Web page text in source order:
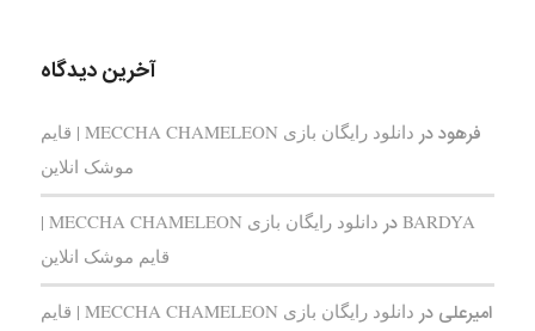
آخرین دیدگاه
فرهوددر
دانلود رایگان بازی MECCHA CHAMELEON | قایم‌
موشک انلاین
BARDYA در
دانلود رایگان بازی MECCHA CHAMELEON |
قایم‌ موشک انلاین
امیرعلی در
دانلود رایگان بازی MECCHA CHAMELEON | قایم‌